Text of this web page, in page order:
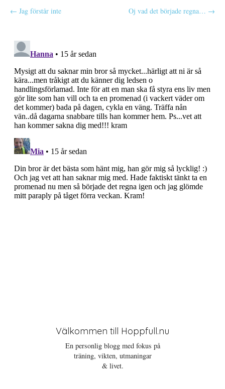
P
s
n
a
v
g
a
o
n
← Jag förstår inte Oj vad det började regna… →
Välkommen till Hoppfull.nu
En personlig blogg med fokus på
träning, vikten, utmaningar
& livet.